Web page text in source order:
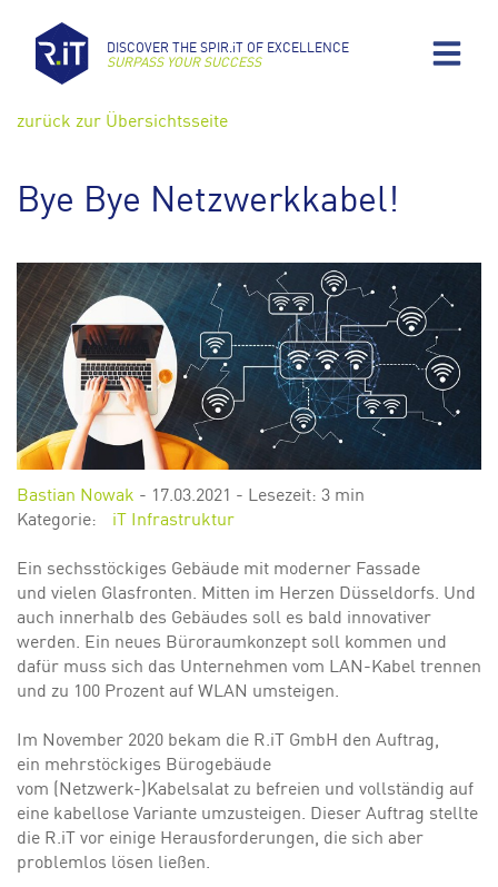
DISCOVER THE SPIR.iT OF EXCELLENCE
SURPASS YOUR SUCCESS
zurück zur Übersichtsseite
Bye Bye Netzwerkkabel!
Bastian Nowak - 17.03.2021 - Lesezeit: 3 min
Kategorie:
iT Infrastruktur
Ein sechsstöckiges Gebäude mit moderner Fassade
und vielen Glasfronten. Mitten im Herzen Düsseldorfs. Und
auch innerhalb des Gebäudes soll es bald innovativer
werden. Ein neues Büroraumkonzept soll kommen und
dafür muss sich das Unternehmen vom LAN-Kabel trennen
und zu 100 Prozent auf WLAN umsteigen.
Im November 2020 bekam die R.iT GmbH den Auftrag,
ein mehrstöckiges Bürogebäude
vom (Netzwerk-)Kabelsalat zu befreien und vollständig auf
eine kabellose Variante umzusteigen. Dieser Auftrag stellte
die R.iT vor einige Herausforderungen, die sich aber
problemlos lösen ließen.